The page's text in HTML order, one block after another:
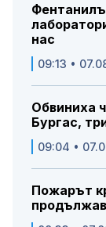
нас
09:13 •
Обвиниха
Бургас,
09:04 •
Пожарът